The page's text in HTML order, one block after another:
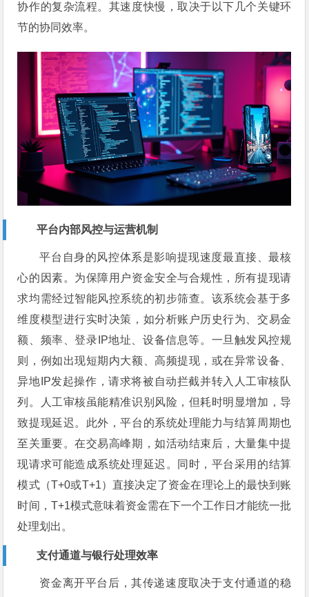
协作的复杂流程。其速度快慢，取决于以下几个关键环
节的协同效率。
平台内部风控与运营机制
平台自身的风控体系是影响提现速度最直接、最核
心的因素。为保障用户资金安全与合规性，所有提现请
求均需经过智能风控系统的初步筛查。该系统会基于多
维度模型进行实时决策，如分析账户历史行为、交易金
额、频率、登录IP地址、设备信息等。一旦触发风控规
则，例如出现短期内大额、高频提现，或在异常设备、
异地IP发起操作，请求将被自动拦截并转入人工审核队
列。人工审核虽能精准识别风险，但耗时明显增加，导
致提现延迟。此外，平台的系统处理能力与结算周期也
至关重要。在交易高峰期，如活动结束后，大量集中提
现请求可能造成系统处理延迟。同时，平台采用的结算
模式（T+0或T+1）直接决定了资金在理论上的最快到账
时间，T+1模式意味着资金需在下一个工作日才能统一批
处理划出。
支付通道与银行处理效率
资金离开平台后，其传递速度取决于支付通道的稳